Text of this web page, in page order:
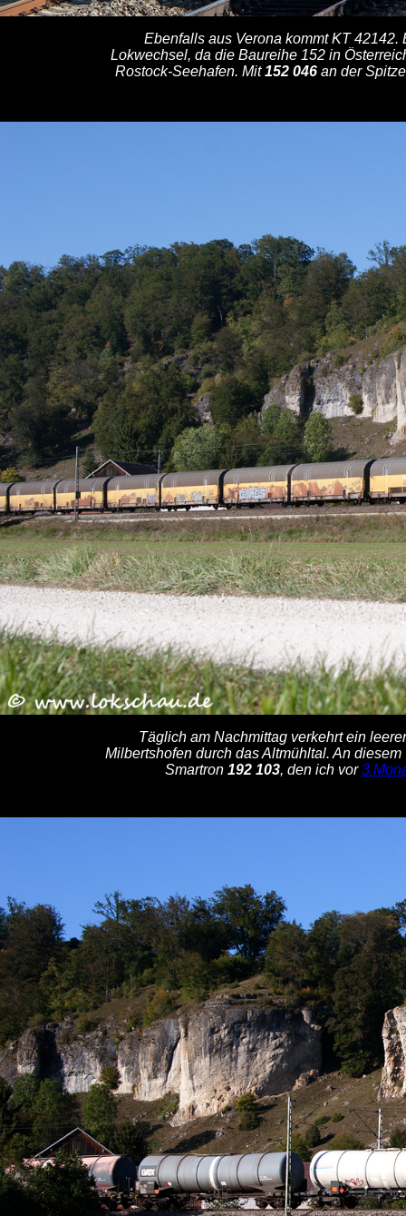
Ebenfalls aus Verona kommt KT
Lokwechsel, da die Baureihe 152 in
Rostock-Seehafen. Mit152 046an der
Täglich am Nachmittag verkehrt ein
Milbertshofen durch das Altmühltal. An
Smartron 192 103, den ich vor3